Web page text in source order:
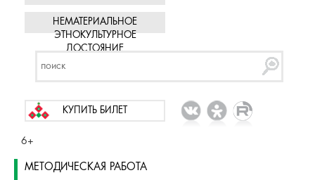
НЕМАТЕРИАЛЬНОЕ
ЭТНОКУЛЬТУРНОЕ
ДОСТОЯНИЕ
КУПИТЬ БИЛЕТ
6+
МЕТОДИЧЕСКАЯ РАБОТА